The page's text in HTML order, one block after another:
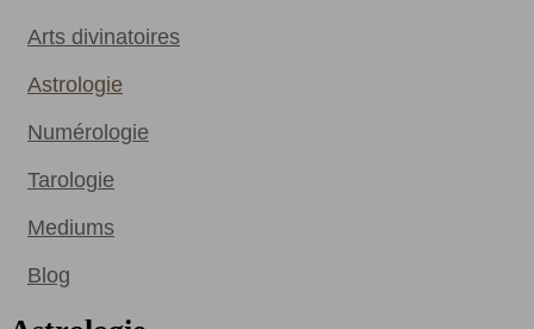
Arts divinatoires
Astrologie
Numérologie
Tarologie
Mediums
Blog